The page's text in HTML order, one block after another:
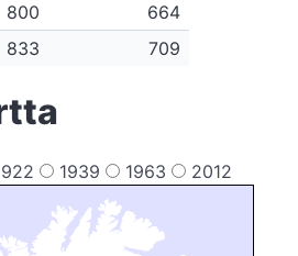
800
664
833 709
1939 1963 2012